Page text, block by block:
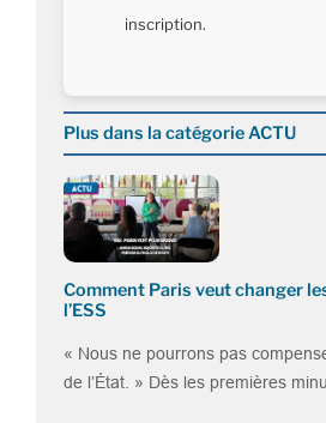
inscription.
Plus dans la catégorie ACTU
Comment Paris veut changer
l’ESS
« Nous ne pourrons pas
de l’État. » Dès les premières